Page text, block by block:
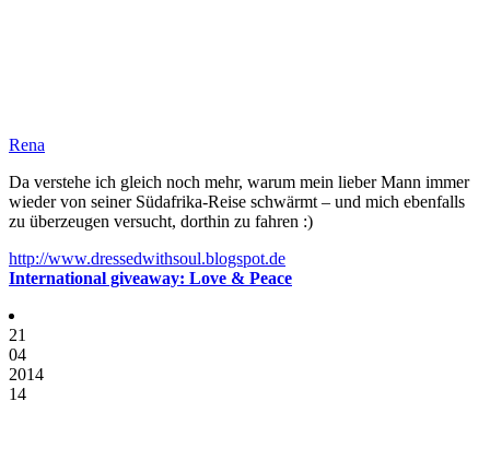
Rena
Da verstehe ich gleich noch mehr, warum mein lieber Mann immer
wieder von seiner Südafrika-Reise schwärmt – und mich ebenfalls
zu überzeugen versucht, dorthin zu fahren :)
http://www.dressedwithsoul.blogspot.de
International giveaway: Love & Peace
21
04
2014
14